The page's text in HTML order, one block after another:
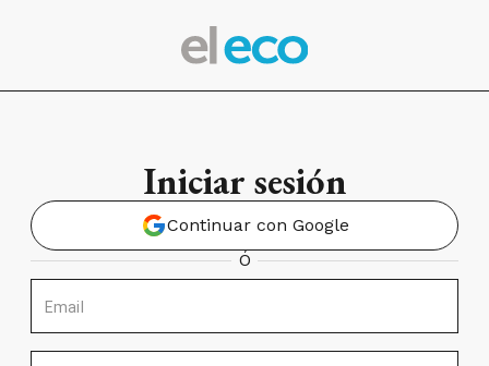
Iniciar sesión
Continuar con Google
Ó
Email